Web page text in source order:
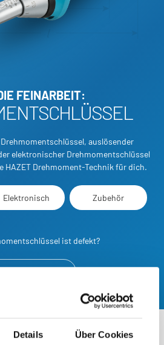
Details Über Cookies
FEINARBEIT:
Drehmomentschlüssel, auslösender
elektronischer Drehmomentschlüssel
HAZET Drehmoment-Technik für dich.
Elektronisch Zubehör
ist defekt?